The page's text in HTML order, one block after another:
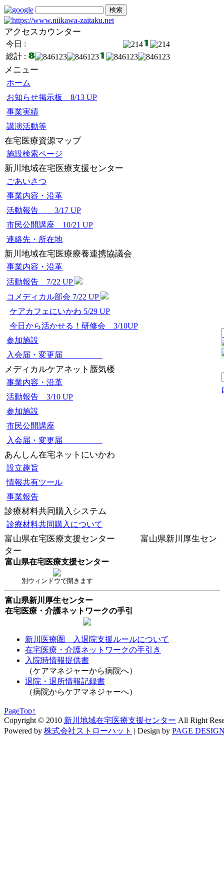
アクセスカウンター
今日 :
総計 :
メニュー
ホーム
お知らせ掲示板 8/13 UP
事業実績
講演活動等
在宅医療資源マップ
施設検索ページ
新川地域在宅医療支援センター
ごあいさつ
事業内容・沿革
活動報告 3/17 UP
市民公開講座 10/21 UP
連絡先・所在地
新川地域在宅医療療養連携協議会
事業内容・沿革
活動報告 7/22 UP
コメディカル部会 7/22 UP
ケアカフェにいかわ 5/29 UP
今日から活かせる！研修会 3/10UP
参加施設
入会届・変更届
メディカルケアネット蜃気楼
事業内容・沿革
活動報告 3/10 UP
参加施設
市民公開講座
入会届・変更届
あんしん在宅ネットにいかわ
設立趣旨
情報共有ツール
事業報告
診療材料共同購入システム
診療材料共同購入について
富山県在宅医療支援センター 富山県新川厚生セン
ター
富山県在宅医療支援センター
別ウィンドウで開きます
富山県新川厚生センター
在宅医療・介護ネットワークの手引
新川医療圏 入退院支援ルールについて
在宅医療・介護ネットワークの手引き
入院時情報提供書
（ケアマネジャーから病院へ）
退院・退所情報記録書
（病院からケアマネジャーへ）
PageTop↑
Copyright © 2010 新川地域在宅医療支援センター All Right
Powered by 株式会社ストローハット | Design by PAGE